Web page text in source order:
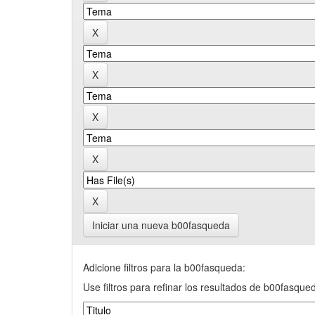
Iniciar una nueva b00fasqueda
Adicione filtros para la b00fasqueda:
Use filtros para refinar los resultados de